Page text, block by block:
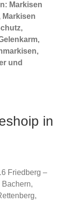
Markisen
Markisen
und
in
Friedberg –